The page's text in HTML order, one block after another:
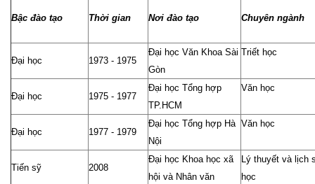
Bậc đào tạo Thời gian Nơi đào tạo Chuyên ngành
Đại học 1973 - 1975
Đại học Văn Khoa Sài
Gòn
Triết học
Đại học 1975 - 1977
Đại học Tổng hợp
TP.HCM
Văn học
Đại học 1977 - 1979
Đại học Tổng hợp Hà
Nội
Văn học
Tiến sỹ 2008
Đại học Khoa học xã
hội và Nhân văn
Lý thuyết và lịch
học